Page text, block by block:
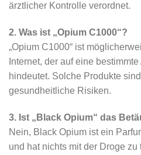
ärztlicher Kontrolle verordnet.
2. Was ist „Opium C1000“?
„Opium C1000“ ist
Internet, der auf eine
hindeutet. Solche Produkte
gesundheitliche Risiken.
3. Ist „Black Opium“ das
Nein, Black Opium ist ein
und hat nichts mit der Droge